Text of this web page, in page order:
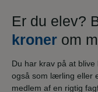
Er du elev?
kroner om
Du har krav på at
også som lærling eller
medlem af en rigtig